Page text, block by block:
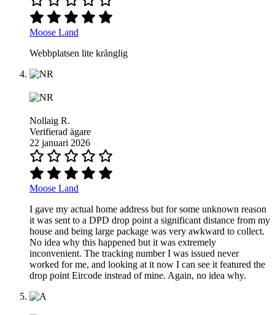
Moose Land
Webbplatsen lite krånglig
Nollaig R.
Verifierad ägare
22 januari 2026
Moose Land
I gave my actual home address but for some unknown reason
it was sent to a DPD drop point a significant distance from my
house and being large package was very awkward to collect.
No idea why this happened but it was extremely
inconvenient. The tracking number I was issued never
worked for me, and looking at it now I can see it featured the
drop point Eircode instead of mine. Again, no idea why.